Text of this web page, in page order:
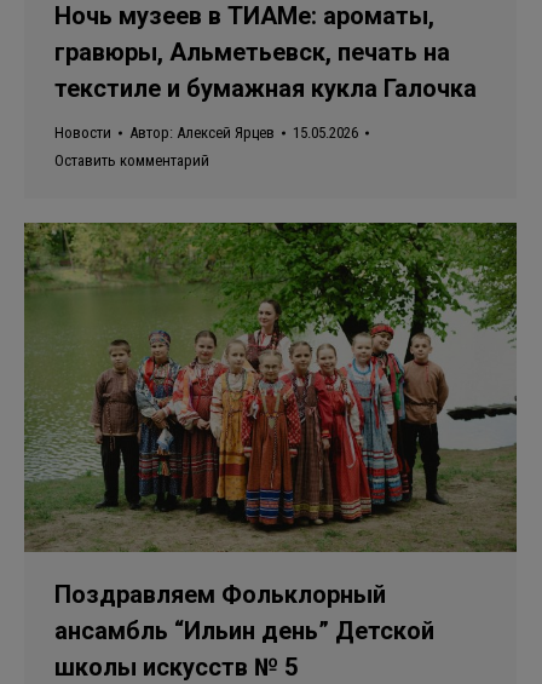
Ночь музеев в ТИАМе: ароматы,
гравюры, Альметьевск, печать на
текстиле и бумажная кукла Галочка
Новости Автор: Алексей Ярцев
15.05.2026
Оставить комментарий
Поздравляем Фольклорный
ансамбль “Ильин день” Детской
школы искусств № 5